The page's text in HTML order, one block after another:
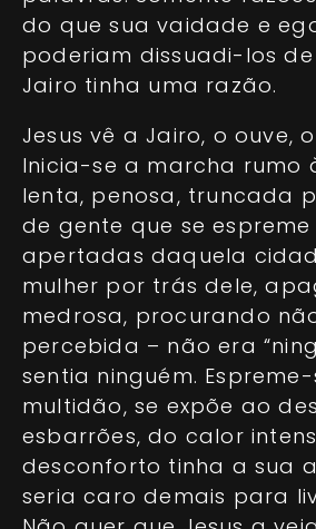
do que sua vaidade e
poderiam dissuadi-los
Jairo tinha uma razão.
Jesus vê a Jairo, o ouve,
Inicia-se a marcha rumo
lenta, penosa, truncada
de gente que se espreme
apertadas daquela
mulher por trás dele,
medrosa, procurando
percebida – não era
sentia ninguém.
multidão, se expõe ao
esbarrões, do calor
desconforto tinha a sua
seria caro demais para